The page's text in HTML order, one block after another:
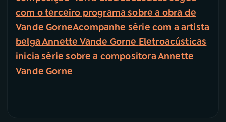
com o terceiro programa sobre a obra de
Vande GorneAcompanhe série com a artista
belga Annette Vande Gorne Eletroacústicas
inicia série sobre a compositora Annette
Vande Gorne